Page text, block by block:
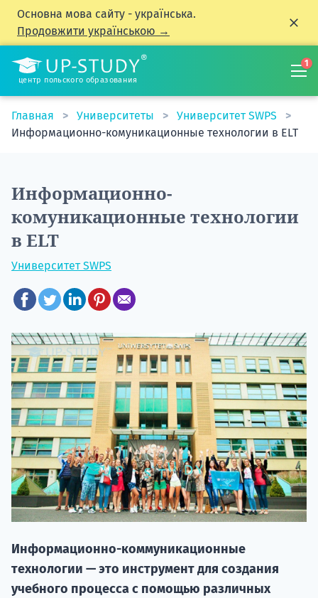
Основна мова сайту - українська.
Продовжити українською →
центр польского образования
1
Главная Университеты
Университет SWPS
Информационно-комуникационные технологии в ELT
Информационно-
комуникационные технологии
в ELT
Университет SWPS
Информационно-коммуникационные
технологии — это инструмент для создания
учебного процесса с помощью различных
НАБОР